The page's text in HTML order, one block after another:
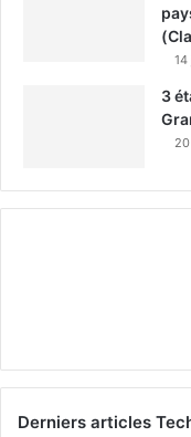
3
Derniers articles